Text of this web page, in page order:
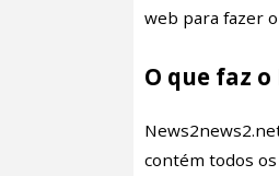
web para fazer
O que faz
contém todos